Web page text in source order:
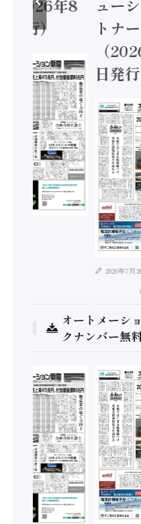
2026年8
発行）
ュー
トナ
（
日発行
2026年7月
オートメーシ
クナンバー無